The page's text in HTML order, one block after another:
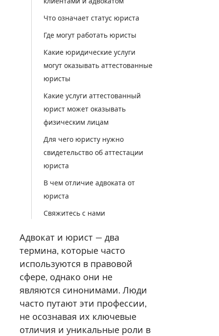
Что означает статус юриста
Где могут работать юристы
Какие юридические услуги
могут оказывать аттестованные
юристы
Какие услуги аттестованный
юрист может оказывать
физическим лицам
Для чего юристу нужно
свидетельство об аттестации
юриста
В чем отличие адвоката от
юриста
Свяжитесь с нами
Адвокат и юрист — два
термина, которые часто
используются в правовой
сфере, однако они не
являются синонимами. Люди
часто путают эти профессии,
не осознавая их ключевые
отличия и уникальные роли в